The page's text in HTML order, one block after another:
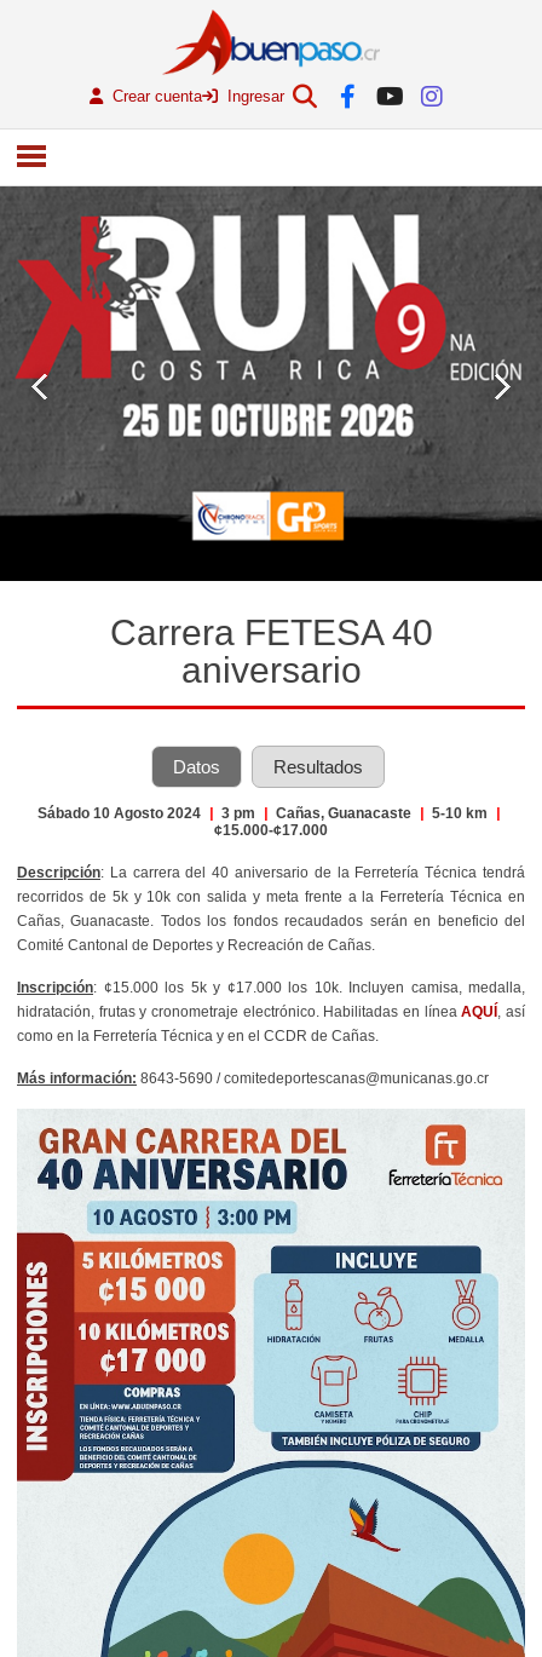
Crear cuenta Ingresar
Carrera FETESA 40
aniversario
Datos Resultados
Sábado 10 Agosto 2024 | 3 pm | Cañas, Guanacaste | 5-10 km
|
¢15.000-¢17.000
Descripción: La carrera del 40 aniversario de la Ferretería Técnica tendrá
recorridos de 5k y 10k con salida y meta frente a la Ferretería Técnica en
Cañas, Guanacaste. Todos los fondos recaudados serán en beneficio del
Comité Cantonal de Deportes y Recreación de Cañas.
Inscripción: ¢15.000 los 5k y ¢17.000 los 10k. Incluyen camisa, medalla,
hidratación, frutas y cronometraje electrónico. Habilitadas en líneaAQUÍ , así
como en la Ferretería Técnica y en el CCDR de Cañas.
Más información: 8643-5690 / comitedeportescanas@municanas.go.cr